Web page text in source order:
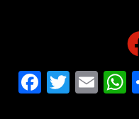
Facebook
Twitter